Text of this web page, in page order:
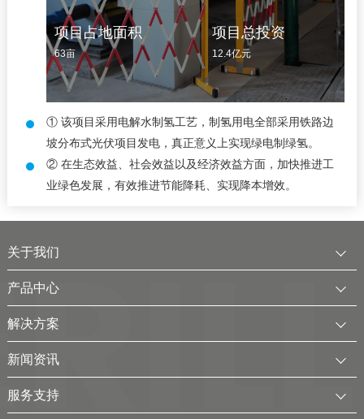
项目占地面积
63亩
项目总投资
12.4亿元
① 该项目采用电解水制氢工艺，制氢用电全部采用铁路边
坡分布式光伏项目发电，真正意义上实现绿电制绿氢。
② 在生态效益、社会效益以及经济效益方面，加快推进工
业绿色发展，有效推进节能降耗、实现降本增效。
关于我们
公司简介
发展历程
服务全球
考克利尔集团
产品中心
中压水电解制氢装置
氢气干燥装置
解决方案
可再生电解水制氢解决方案
工业用氢解决方案
新闻资讯
企业动态
服务支持